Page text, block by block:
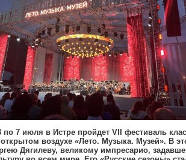
по 7 июля в Истре пройдет VII фестиваль
воздухе «Лето. Музыка. Музей». В
Дягилеву, великому импресарио,